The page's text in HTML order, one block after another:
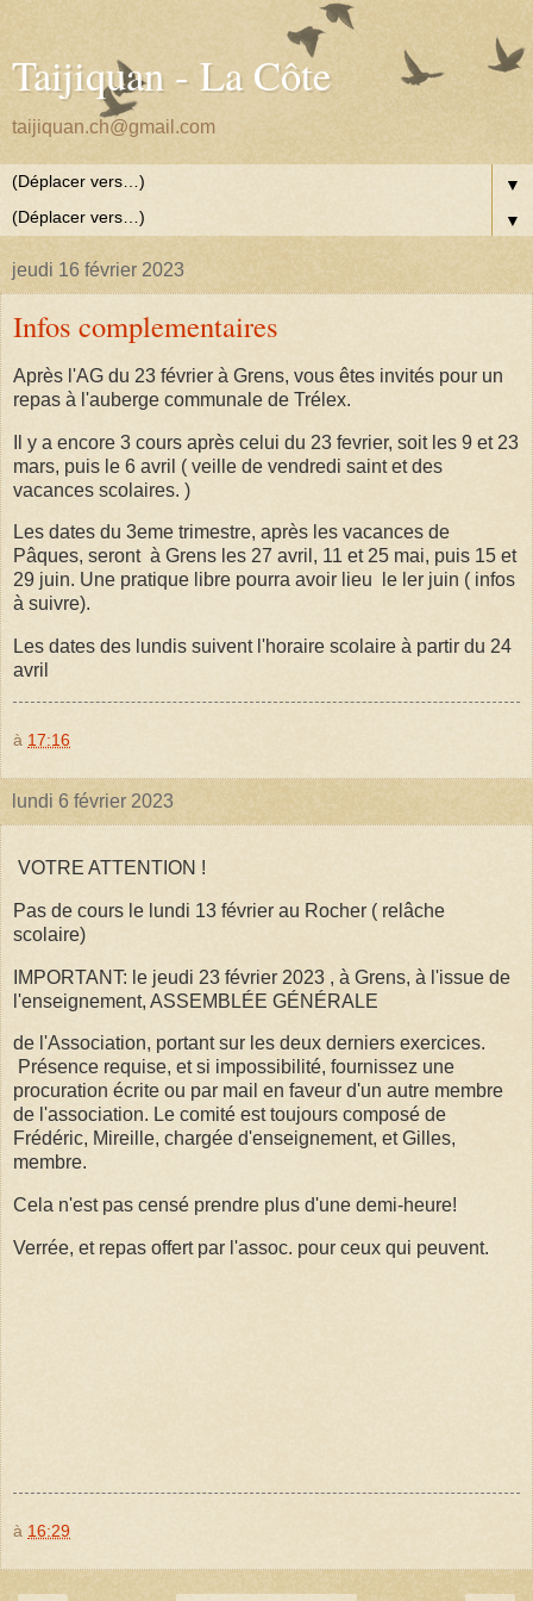
Taijiquan - La Côte
taijiquan.ch@gmail.com
▼
▼
jeudi 16 février 2023
Infos complementaires
Après l'AG du 23 février à Grens, vous êtes invités pour un
repas à l'auberge communale de Trélex.
Il y a encore 3 cours après celui du 23 fevrier, soit les 9 et 23
mars, puis le 6 avril ( veille de vendredi saint et des
vacances scolaires. )
Les dates du 3eme trimestre, après les vacances de
Pâques, seront à Grens les 27 avril, 11 et 25 mai, puis 15 et
29 juin. Une pratique libre pourra avoir lieu le ler juin ( infos
à suivre).
Les dates des lundis suivent l'horaire scolaire à partir du 24
avril
à 17:16
lundi 6 février 2023
VOTRE ATTENTION !
Pas de cours le lundi 13 février au Rocher ( relâche
scolaire)
IMPORTANT: le jeudi 23 février 2023 , à Grens, à l'issue de
l'enseignement, ASSEMBLÉE GÉNÉRALE
de l'Association, portant sur les deux derniers exercices.
Présence requise, et si impossibilité, fournissez une
procuration écrite ou par mail en faveur d'un autre membre
de l'association. Le comité est toujours composé de
Frédéric, Mireille, chargée d'enseignement, et Gilles,
membre.
Cela n'est pas censé prendre plus d'une demi-heure!
Verrée, et repas offert par l'assoc. pour ceux qui peuvent.
à 16:29